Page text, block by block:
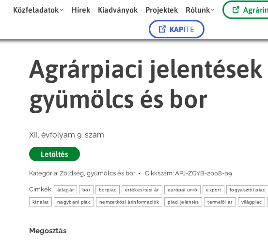
Közfeladatok Hírek Kiadványok Projektek Rólunk
KAPITE
Agrárpiaci jelentések
gyümölcs és bor
XII. évfolyam 9. szám
Letöltés
Kategória: Zöldség, gyümölcs és bor Cikkszám: APJ-ZGYB-2008-09
Címkék: átlagár bor borpiac értékesítési ár európai unió export fogyasztói piac
kínálat nagybani piac nemzetközi árinformációk piaci jelentés termelői ár világpiac
Megosztás